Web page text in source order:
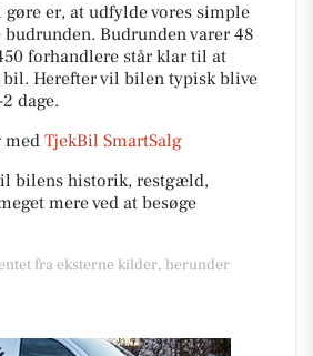
gøre er, at udfylde vores simple
Budrunden varer 48
forhandlere står klar til at
Herefter vil bilen typisk blive
dage.
TjekBil SmartSalg
bilens historik, restgæld,
mere ved at besøge
fra eksterne kilder, herunder